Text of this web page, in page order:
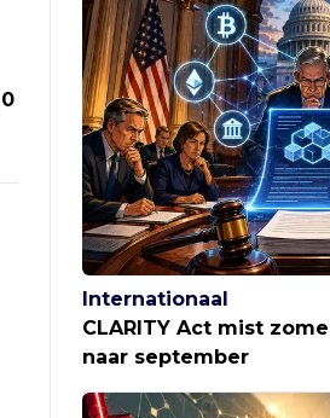
0
Internationaal
CLARITY Act mist
naar september